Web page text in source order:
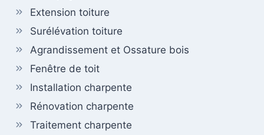
Extension toiture
Surélévation toiture
Agrandissement et Ossature bois
Fenêtre de toit
Installation charpente
Rénovation charpente
Traitement charpente